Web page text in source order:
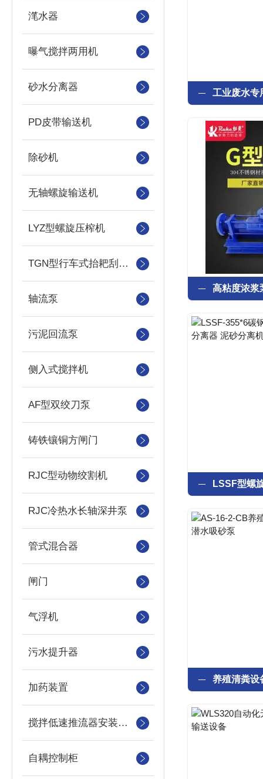
滗水器
曝气搅拌两用机
砂水分离器
PD皮带输送机
除砂机
无轴螺旋输送机
LYZ型螺旋压榨机
TGN型行车式抬耙刮泥（撇渣机）机
轴流泵
污泥回流泵
侧入式搅拌机
AF型双绞刀泵
铸铁镶铜方闸门
RJC型动物绞割机
RJC冷热水长轴深井泵
管式混合器
闸门
气浮机
污水提升器
加药装置
搅拌低速推流器安装系统
自耦控制柜